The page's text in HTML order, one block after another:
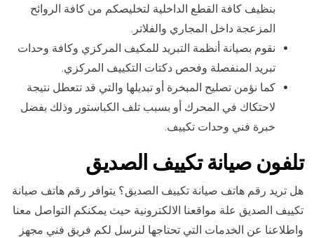
بنظيف كافة القطع الداخلية لتخليصكم من كافة الروائح
المزعجة داخل المجاري والفلاتر.
نقوم بصيانة أنظمة التبريد للمكيف المركزي وكافة وحدات
تبريد المنفصلة وفحص دكتات التكييف المركزي.
كما نؤمن تصليح المبخرة أو تبديلها والتي قد تتعطل نتيجة
لاحتكاك في المحرك أو بسبب تلف الكباستور وذلك بفضل
خبرة فني وحدات تكييف.
تلفون صيانة تكييف الصديق
هل تريد رقم هاتف صيانة تكييف الصديق؟ يتوافر رقم هاتف صيانة
تكييف الصديق علة مواقعنا الالكترونية حيث يمكنكم التواصل معنا
واطلاعنا عن الخدمات التي تحتاجها لنرسل لكم فريق فني مجهز